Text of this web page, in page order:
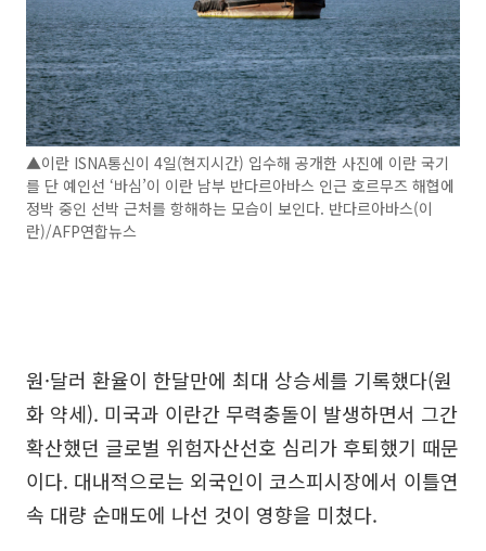
▲이란 ISNA통신이 4일(현지시간) 입수해 공개한 사진에 이란 국기
를 단 예인선 ‘바심’이 이란 남부 반다르아바스 인근 호르무즈 해협에
정박 중인 선박 근처를 항해하는 모습이 보인다. 반다르아바스(이
란)/AFP연합뉴스
원·달러 환율이 한달만에 최대 상승세를 기록했다(원
화 약세). 미국과 이란간 무력충돌이 발생하면서 그간
확산했던 글로벌 위험자산선호 심리가 후퇴했기 때문
이다. 대내적으로는 외국인이 코스피시장에서 이틀연
속 대량 순매도에 나선 것이 영향을 미쳤다.